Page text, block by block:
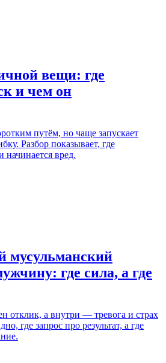
вещи: где
и чем он
путём, но чаще запускает
Разбор показывает, где
начинается вред.
мусульманский
где сила, а где
отклик, а внутри — тревога и страх
где запрос про результат, а где